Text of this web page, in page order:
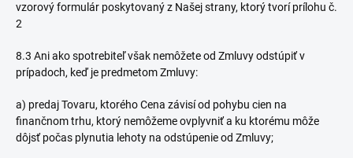
vzorový formulár poskytovaný z Našej strany, ktorý tvorí prílohu č.
2
8.3 Ani ako spotrebiteľ však nemôžete od Zmluvy odstúpiť v
prípadoch, keď je predmetom Zmluvy:
a) predaj Tovaru, ktorého Cena závisí od pohybu cien na
finančnom trhu, ktorý nemôžeme ovplyvniť a ku ktorému môže
dôjsť počas plynutia lehoty na odstúpenie od Zmluvy;